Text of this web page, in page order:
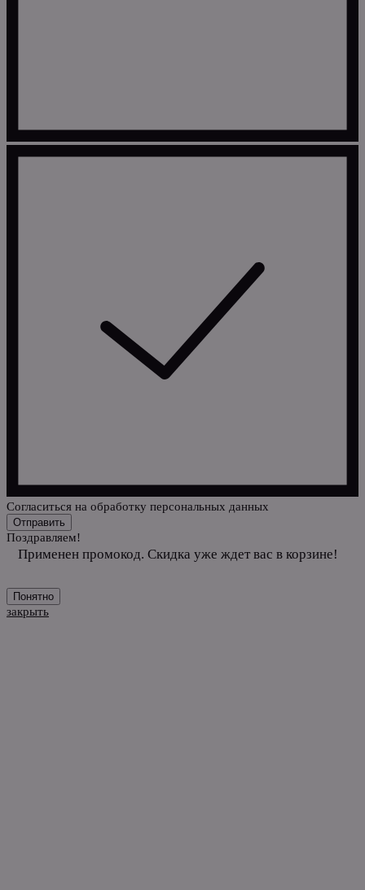
Cогласиться на обработку персональных данных
Отправить
Поздравляем!
Применен промокод. Скидка уже ждет вас в корзине!
Понятно
закрыть